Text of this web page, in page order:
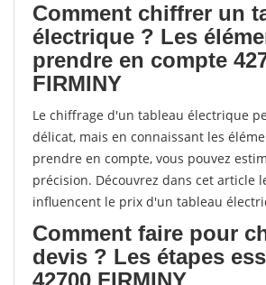
Comment chiffrer un
électrique ? Les
prendre en compte
FIRMINY
Le chiffrage d'un tableau électrique
délicat, mais en connaissant les
prendre en compte, vous pouvez
précision. Découvrez dans cet article
influencent le prix d'un tableau
Comment faire pour
devis ? Les étapes
42700 FIRMINY